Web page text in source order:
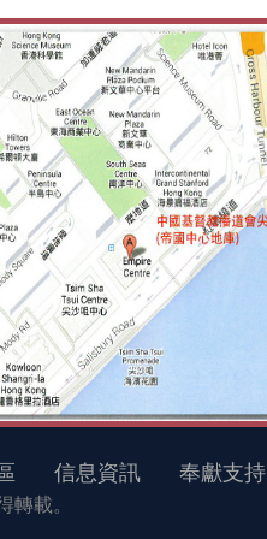
信息資訊 奉獻支持
載。